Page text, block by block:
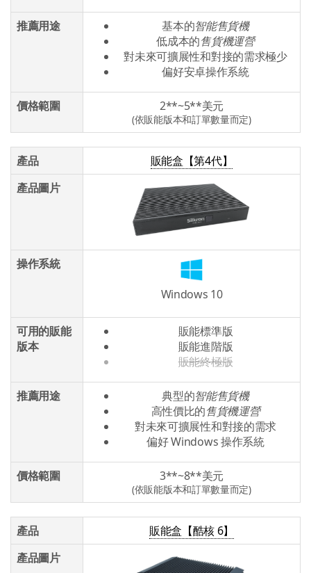
推薦用途 基本的智能售貨機
低成本的售貨機運營
對未來可擴展性和對接的需求極少
偏好安卓操作系統
價格範圍 2**~5**美元
(依販能版本和訂單數量而定)
產品
販能盒【第4代】
產品圖片
操作系統
Windows 10
可用的販能
版本
販能標準版
販能進階版
販能終極版
推薦用途 典型的智能售貨機
高性價比的售貨機運營
對未來可擴展性和對接的需求
偏好 Windows 操作系統
價格範圍 3**~8**美元
(依販能版本和訂單數量而定)
產品
販能盒【酷核 6】
產品圖片